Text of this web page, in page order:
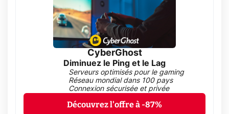
CyberGhost
Diminuez le Ping et le Lag
Serveurs optimisés pour le gaming
Réseau mondial dans 100 pays
Connexion sécurisée et privée
Découvrez l'offre à -87%